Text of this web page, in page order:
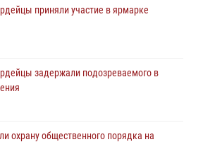
приняли участие в ярмарке
задержали подозреваемого в
охрану общественного порядка на